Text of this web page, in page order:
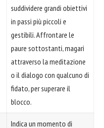
suddividere grandi obiettivi
in passi più piccoli e
gestibili. Affrontare le
paure sottostanti, magari
attraverso la meditazione
o il dialogo con qualcuno di
fidato, per superare il
blocco.
Indica un momento di